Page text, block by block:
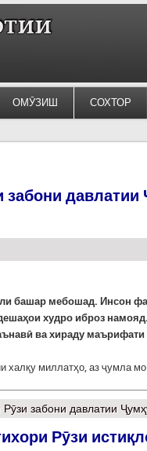
ОМӮЗИШ СОХТОР
давлатии
башар мебошад. Инсон
худро иброз намояд.
ва хираду маърифати
халқу миллатҳо, аз ҷумла мо
забони давлатии
Рӯзи